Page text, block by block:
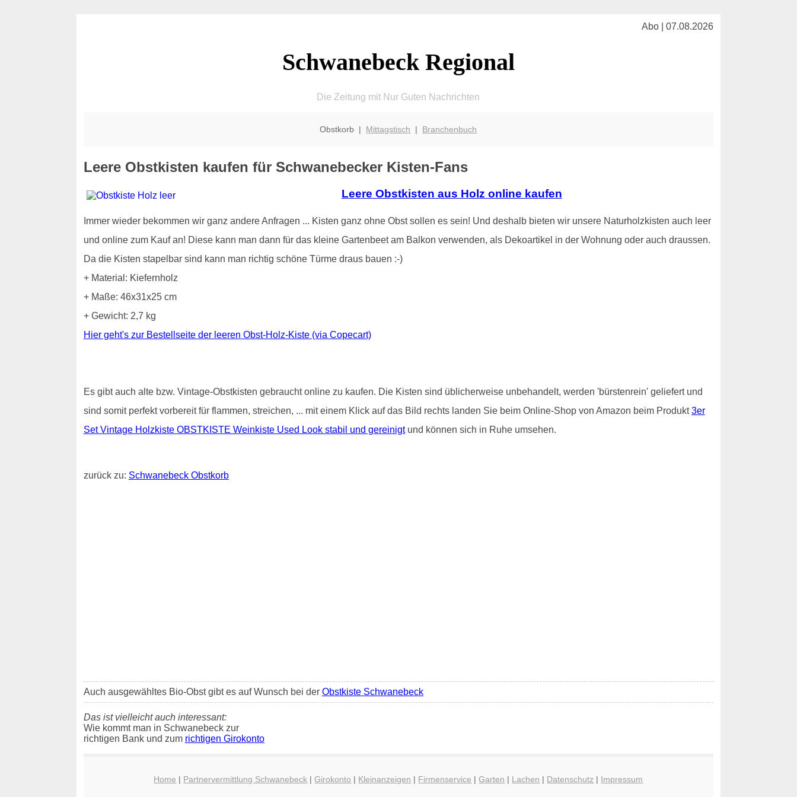
Abo | 07.08.2026
Schwanebeck Regional
Die Zeitung mit Nur Guten Nachrichten
Obstkorb | Mittagstisch | Branchenbuch
Leere Obstkisten kaufen für Schwanebecker Kisten-Fans
Leere Obstkisten aus Holz online kaufen
Immer wieder bekommen wir ganz andere Anfragen ... Kisten ganz ohne Obst sollen es sein! Und deshalb bieten wir unsere Naturholzkisten auch leer
und online zum Kauf an! Diese kann man dann für das kleine Gartenbeet am Balkon verwenden, als Dekoartikel in der Wohnung oder auch draussen.
Da die Kisten stapelbar sind kann man richtig schöne Türme draus bauen :-)
+ Material: Kiefernholz
+ Maße: 46x31x25 cm
+ Gewicht: 2,7 kg
Hier geht's zur Bestellseite der leeren Obst-Holz-Kiste (via Copecart)
Es gibt auch alte bzw. Vintage-Obstkisten gebraucht online zu kaufen. Die Kisten sind üblicherweise unbehandelt, werden 'bürstenrein' geliefert und
sind somit perfekt vorbereit für flammen, streichen, ... mit einem Klick auf das Bild rechts landen Sie beim Online-Shop von Amazon beim Produkt3er
Set Vintage Holzkiste OBSTKISTE Weinkiste Used Look stabil und gereinigtund können sich in Ruhe umsehen.
zurück zu: Schwanebeck Obstkorb
Auch ausgewähltes Bio-Obst gibt es auf Wunsch bei der Obstkiste Schwanebeck
Das ist vielleicht auch interessant:
Wie kommt man in Schwanebeck zur
richtigen Bank und zum richtigen Girokonto
Home | Partnervermittlung Schwanebeck |Girokonto | Kleinanzeigen | Firmenservice |Garten | Lachen | Datenschutz | Impressum